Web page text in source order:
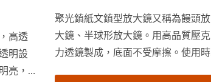
高透
明設
亮，
聚光鎮紙文鎮型放大鏡又稱為饅頭放
大鏡、半球形放大鏡。用高品質壓克
力透鏡製成，底面不受摩擦。使用時